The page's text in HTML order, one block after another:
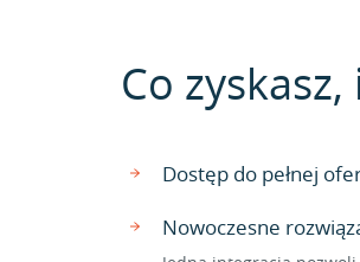
Co
Dostęp do pełnej
Nowoczesne